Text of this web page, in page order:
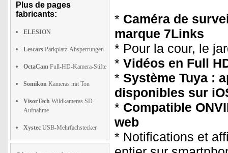
Plus de pages
fabricants:
ELESION
Lescars Parkplatz-Absperrungen
OctaCam Full-HD-Kamera-Stifte
Somikon Kameras mit Ton
VisorTech Wildkameras SD-
Aufnahme
Xystec USB-Mehrfachstecker
* Caméra de
marque 7Links
* Pour la cour, le
* Vidéos en Full
* Système Tuya :
disponibles sur
* Compatible
web
* Notifications et